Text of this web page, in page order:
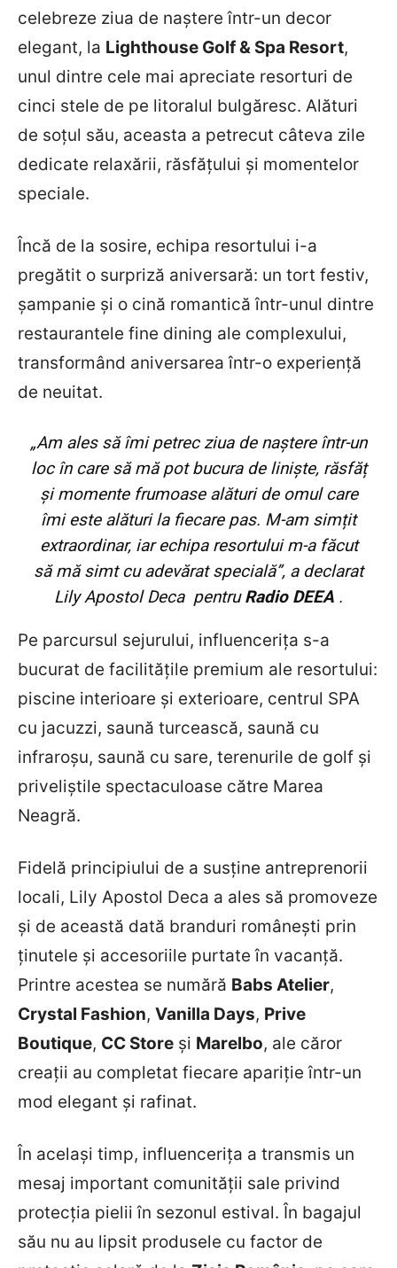
celebreze ziua de naștere într-un decor
elegant, la Lighthouse Golf & Spa Resort,
unul dintre cele mai apreciate resorturi de
cinci stele de pe litoralul bulgăresc. Alături
de soțul său, aceasta a petrecut câteva zile
dedicate relaxării, răsfățului și momentelor
speciale.
Încă de la sosire, echipa resortului i-a
pregătit o surpriză aniversară: un tort festiv,
șampanie și o cină romantică într-unul dintre
restaurantele fine dining ale complexului,
transformând aniversarea într-o experiență
de neuitat.
„Am ales să îmi petrec ziua de naștere într-un
loc în care să mă pot bucura de liniște, răsfăț
și momente frumoase alături de omul care
îmi este alături la fiecare pas. M-am simțit
extraordinar, iar echipa resortului m-a făcut
să mă simt cu adevărat specială”, a declarat
Lily Apostol Deca pentruRadio DEEA .
Pe parcursul sejurului, influencerița s-a
bucurat de facilitățile premium ale resortului:
piscine interioare și exterioare, centrul SPA
cu jacuzzi, saună turcească, saună cu
infraroșu, saună cu sare, terenurile de golf și
priveliștile spectaculoase către Marea
Neagră.
Fidelă principiului de a susține antreprenorii
locali, Lily Apostol Deca a ales să promoveze
și de această dată branduri românești prin
ținutele și accesoriile purtate în vacanță.
Printre acestea se numără Babs Atelier,
Crystal Fashion, Vanilla Days, Prive
Boutique, CC Store și Marelbo, ale căror
creații au completat fiecare apariție într-un
mod elegant și rafinat.
În același timp, influencerița a transmis un
mesaj important comunității sale privind
protecția pielii în sezonul estival. În bagajul
său nu au lipsit produsele cu factor de